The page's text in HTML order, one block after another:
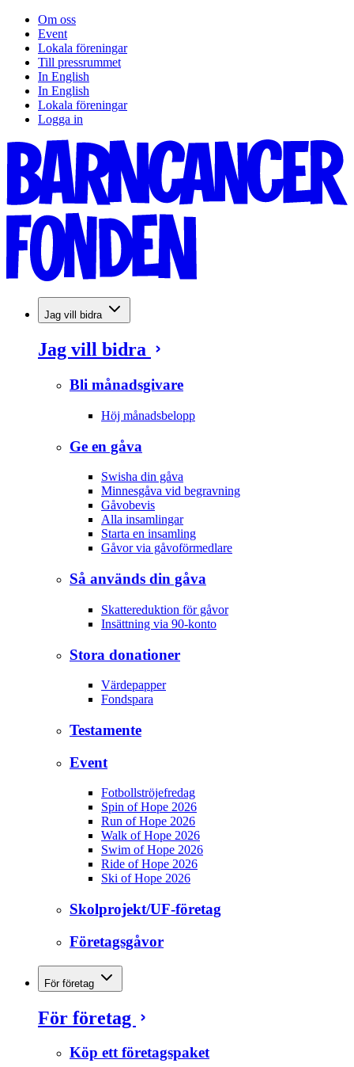
Om oss
Event
Lokala föreningar
Till pressrummet
In English
In English
Lokala föreningar
Logga in
Jag vill bidra
Jag vill bidra
Bli månadsgivare
Höj månadsbelopp
Ge en gåva
Swisha din gåva
Minnesgåva vid begravning
Gåvobevis
Alla insamlingar
Starta en insamling
Gåvor via gåvoförmedlare
Så används din gåva
Skattereduktion för gåvor
Insättning via 90-konto
Stora donationer
Värdepapper
Fondspara
Testamente
Event
Fotbollströjefredag
Spin of Hope 2026
Run of Hope 2026
Walk of Hope 2026
Swim of Hope 2026
Ride of Hope 2026
Ski of Hope 2026
Skolprojekt/UF-företag
Företagsgåvor
För företag
För företag
Köp ett företagspaket